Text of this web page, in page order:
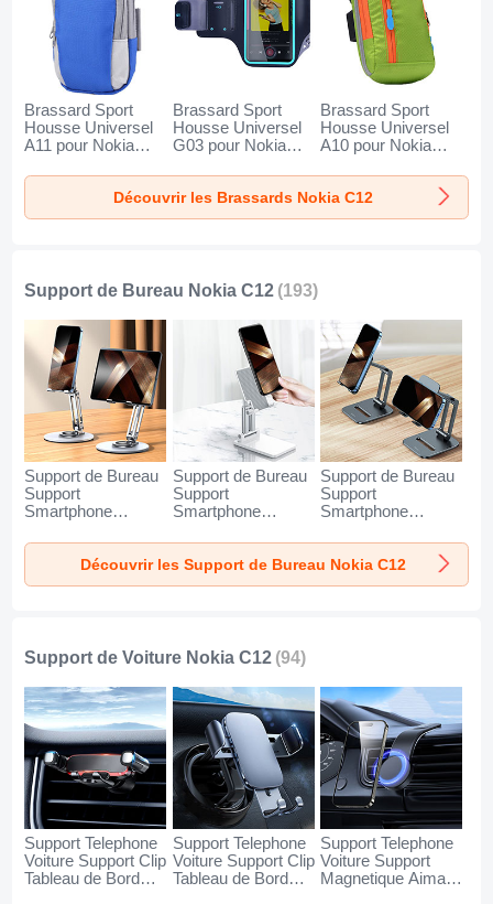
Brassard Sport
Housse Universel
A11 pour Nokia
Brassard Sport
Housse Universel
G03 pour Nokia
Brassard Sport
Housse Universel
A10 pour Nokia
Découvrir les Brassards Nokia C12
Support de Bureau Nokia C12 (193)
Support de Bureau
Support
Smartphone
Nokia C12 Argent
Support de Bureau
Support
Smartphone
Nokia C12 Blanc
Support de Bureau
Support
Smartphone
Nokia C12 Noir
Découvrir les Support de Bureau Nokia C12
Support de Voiture Nokia C12 (94)
Support Telephone
Voiture Support Clip
Tableau de Bord
Support Telephone
Voiture Support Clip
Tableau de Bord
Support Telephone
Voiture Support
Magnetique Aimant